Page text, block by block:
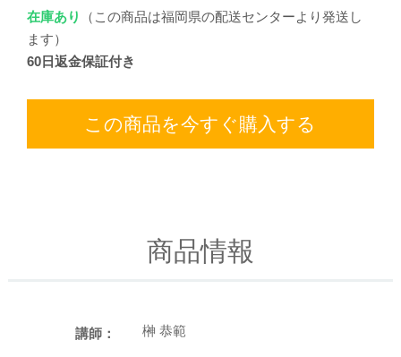
在庫あり
（この商品は福岡県の配送センターより発送し
ます）
60日返金保証付き
この商品を今すぐ購入する
商品情報
講師： 榊 恭範